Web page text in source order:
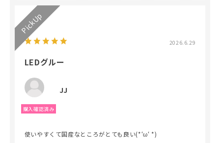
2026.6.29
LEDグルー
JJ
使いやすくて国産なところがとても良い(*‘ω‘ *)